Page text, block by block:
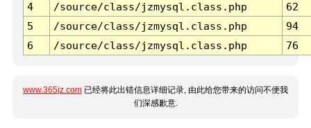
4
/source/class/jzmysql.class.php
62
5
/source/class/jzmysql.class.php
94
6
/source/class/jzmysql.class.php 76
www.365jz.com 已经将此出错信息详细记录, 由此给您带来的访问不便我
们深感歉意.